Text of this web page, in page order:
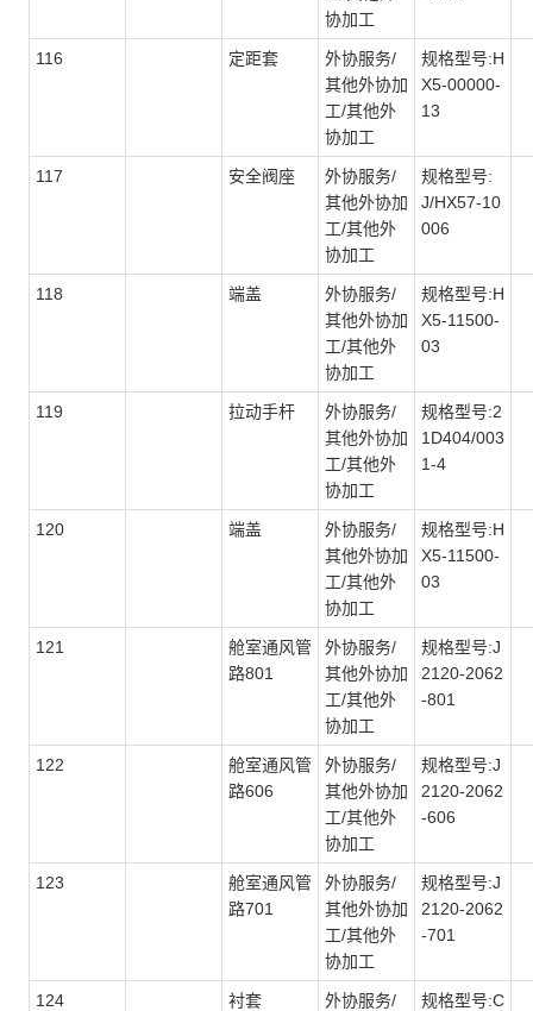
协加工
116 定距套
外协服务/
其他外协加
工/其他外
协加工
规格型号:H
X5-00000-
13
117 安全阀座
外协服务/
其他外协加
工/其他外
协加工
规格型号:
J/HX57-10
006
118 端盖
外协服务/
其他外协加
工/其他外
协加工
规格型号:H
X5-11500-
03
119 拉动手杆
外协服务/
其他外协加
工/其他外
协加工
规格型号:2
1D404/003
1-4
120 端盖
外协服务/
其他外协加
工/其他外
协加工
规格型号:H
X5-11500-
03
121
舱室通风管
路801
外协服务/
其他外协加
工/其他外
协加工
规格型号:J
2120-2062
-801
122
舱室通风管
路606
外协服务/
其他外协加
工/其他外
协加工
规格型号:J
2120-2062
-606
123
舱室通风管
路701
外协服务/
其他外协加
工/其他外
协加工
规格型号:J
2120-2062
-701
124 衬套
外协服务/
规格型号:C